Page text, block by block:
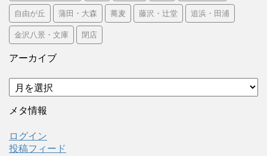
自由が丘 蒲田・大森 蕎麦 藤沢・辻堂 追浜・田浦
金沢八景・文庫 閉店
アーカイブ
ア
ー
カ
ブ
メタ情報
ログイン
投稿フィード